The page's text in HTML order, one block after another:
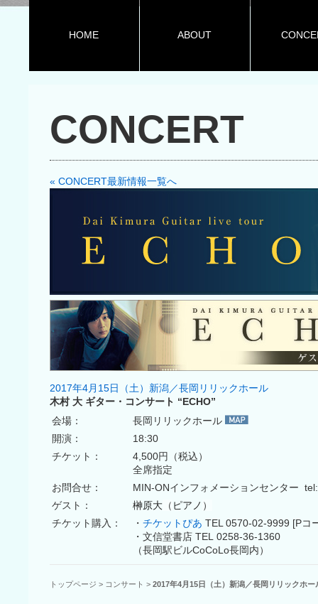
HOME ABOUT
CONCERT
« CONCERT最新情報一覧へ
2017年4月15日（土）新潟／長岡リリックホール
木村 大 ギター・コンサート “ECHO”
会場：
長岡リリックホール
開演：
18:30
チケット：
4,500円（税込）
全席指定
お問合せ：
MIN-ONインフォメーションセンター
ゲスト：
榊原大 （ ピアノ ）
チケット購入：
・ チケットぴあ TEL 0570-02-9999 [Pコ
・文信堂書店 TEL 0258-36-1360
（長岡駅ビルCoCoLo長岡内）
トップページ > コンサート > 2017年4月15日（土）新潟／長岡リリックホ